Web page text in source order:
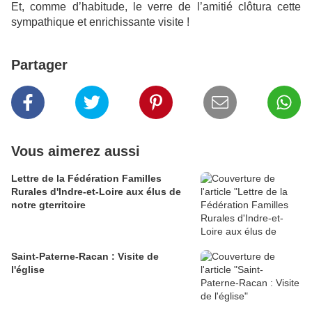
Et, comme d’habitude, le verre de l’amitié clôtura cette
sympathique et enrichissante visite !
Partager
Vous aimerez aussi
Lettre de la Fédération Familles
Rurales d'Indre-et-Loire aux élus de
notre gterritoire
Saint-Paterne-Racan : Visite de
l'église